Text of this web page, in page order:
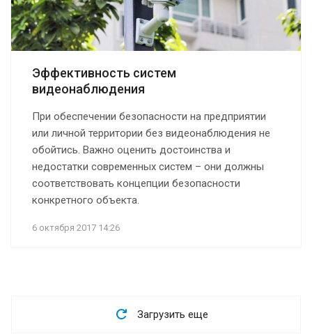
Эффективность систем
видеонаблюдения
При обеспечении безопасности на предприятии
или личной территории без видеонаблюдения не
обойтись. Важно оценить достоинства и
недостатки современных систем – они должны
соответствовать концепции безопасности
конкретного объекта.
6 октября 2017 14:26
Загрузить еще